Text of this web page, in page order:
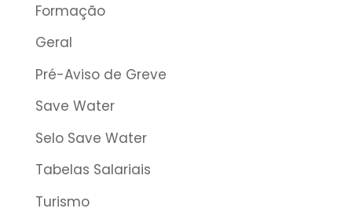
Formação
Geral
Pré-Aviso de Greve
Save Water
Selo Save Water
Tabelas Salariais
Turismo